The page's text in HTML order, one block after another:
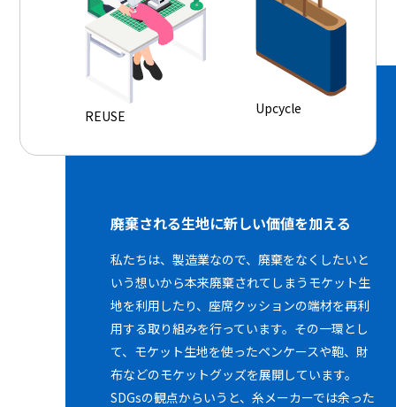
REUSE Upcycle
廃棄される生地に新しい価値を加える
私たちは、製造業なので、廃棄をなくしたいと
いう想いから本来廃棄されてしまうモケット生
地を利用したり、座席クッションの端材を再利
用する取り組みを行っています。その一環とし
て、モケット生地を使ったペンケースや鞄、財
布などのモケットグッズを展開しています。
SDGsの観点からいうと、糸メーカーでは余った